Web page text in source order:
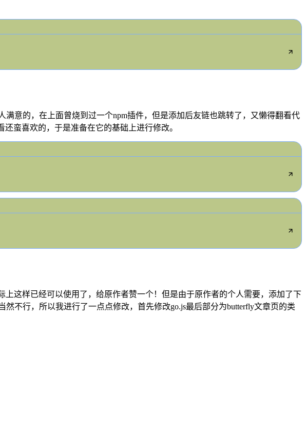
意的，在上面曾烧到过一个npm插件，但是添加后友链也跳转了，又懒得翻看代
蛮喜欢的，于是准备在它的基础上进行修改。
上这样已经可以使用了，给原作者赞一个！但是由于原作者的个人需要，添加了下
不行，所以我进行了一点点修改，首先修改go.js最后部分为butterfly文章页的类